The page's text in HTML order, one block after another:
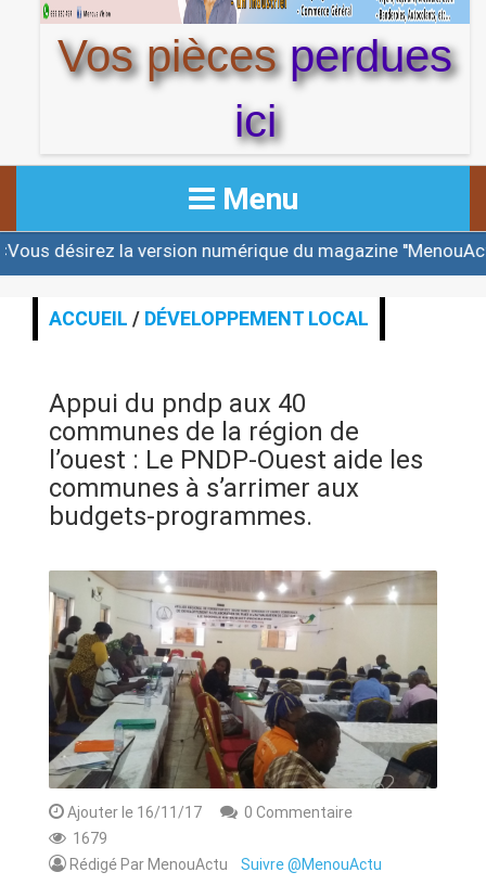
Vos piècesperdues
ici
Menu
ACCUEIL
ACTUALITE
ALERTE
ANNONCE
ART & CULTURE & TRADITION
ASSAINISSEMENT
BREAKING-NEWS
CAMEROUN
PLUS
la version numérique du magazine ''MenouActu'' et
ACCUEIL / DÉVELOPPEMENT LOCAL
Appui du pndp aux 40
communes de la région de
l’ouest : Le PNDP-Ouest aide les
communes à s’arrimer aux
budgets-programmes.
Ajouter le 16/11/17
0 Commentaire
1679
Rédigé Par MenouActu Suivre @MenouActu